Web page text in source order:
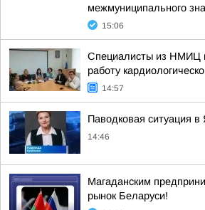
межмуниципального
15:06
Специалисты из НМИЦ
работу
14:57
Паводковая ситуация в
14:46
Магаданским
рынок Беларуси!